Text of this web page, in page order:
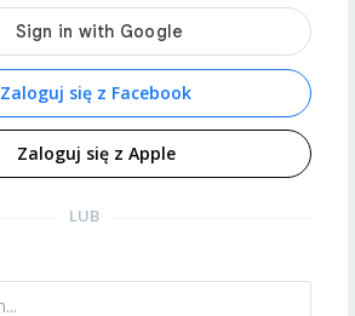
Zaloguj się z Facebook
Zaloguj się z Apple
LUB